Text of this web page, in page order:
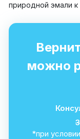
природной эмали к
можно
*при